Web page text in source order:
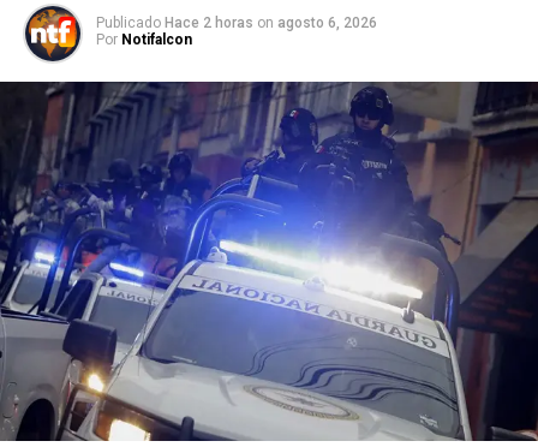
Publicado Hace 2 horas on agosto 6, 2026
Por Notifalcon